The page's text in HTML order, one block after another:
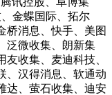
金蝶国际、拓尔
桥消息、快手、美图
泛微收集、朗新集
收集、麦迪科技、
、汉得消息、软通动
达、萤石收集、迪安